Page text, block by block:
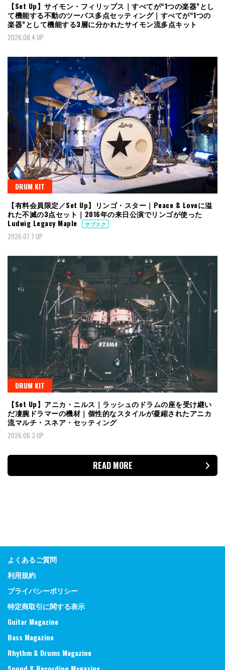
【Set Up】サイモン・フィリップス｜すべてが“1つの楽器”とし
て機能する不動のツーバス多点セッティング｜すべてが“1つの
楽器”として機能する3層に分かれたサイモン流多点キット
2026.08.4 UP
DRUM KIT
【有料会員限定／Set Up】リンゴ・スター｜Peace & Loveに溢
れた不滅の3点セット｜2016年の来日公演でリンゴが使った
Ludwig Legacy Maple
サブスク
2026.07.7 UP
DRUM KIT
【Set Up】アニカ・ニルス｜ラッシュのドラムの座を受け継い
だ凄腕ドラマーの機材｜個性的なスタイルが凝縮されたアニカ
流マルチ・スネア・セッティング
2026.06.3 UP
READ MORE
よくあるご質問
利用規約
プライバシーポリシー
特定商取引に関する表示
Guitar Magazine
Bass Magazine
Rhythm & Drums Magazine